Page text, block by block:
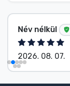
Név nélkül
2026. 08. 07.